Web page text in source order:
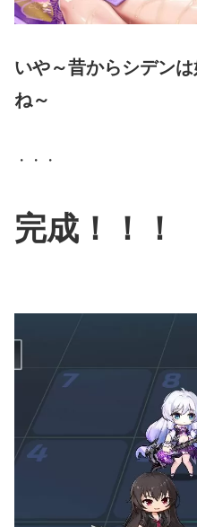
いや～昔からシデン
ね～
・・・
完成！！！